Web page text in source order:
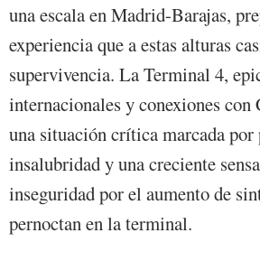
una escala en Madrid-Barajas,
experiencia que a estas alturas
supervivencia. La Terminal 4,
internacionales y conexiones con
una situación crítica marcada por
insalubridad y una creciente
inseguridad por el aumento de
pernoctan en la terminal.